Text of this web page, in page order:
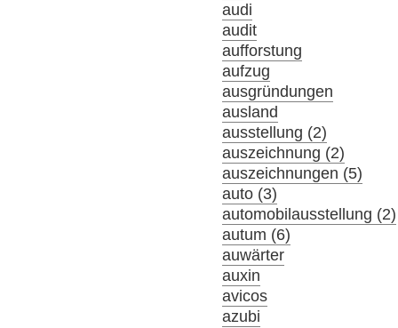
audi
audit
aufforstung
aufzug
ausgründungen
ausland
ausstellung (2)
auszeichnung (2)
auszeichnungen (5)
auto (3)
automobilausstellung (2)
autum (6)
auwärter
auxin
avicos
azubi